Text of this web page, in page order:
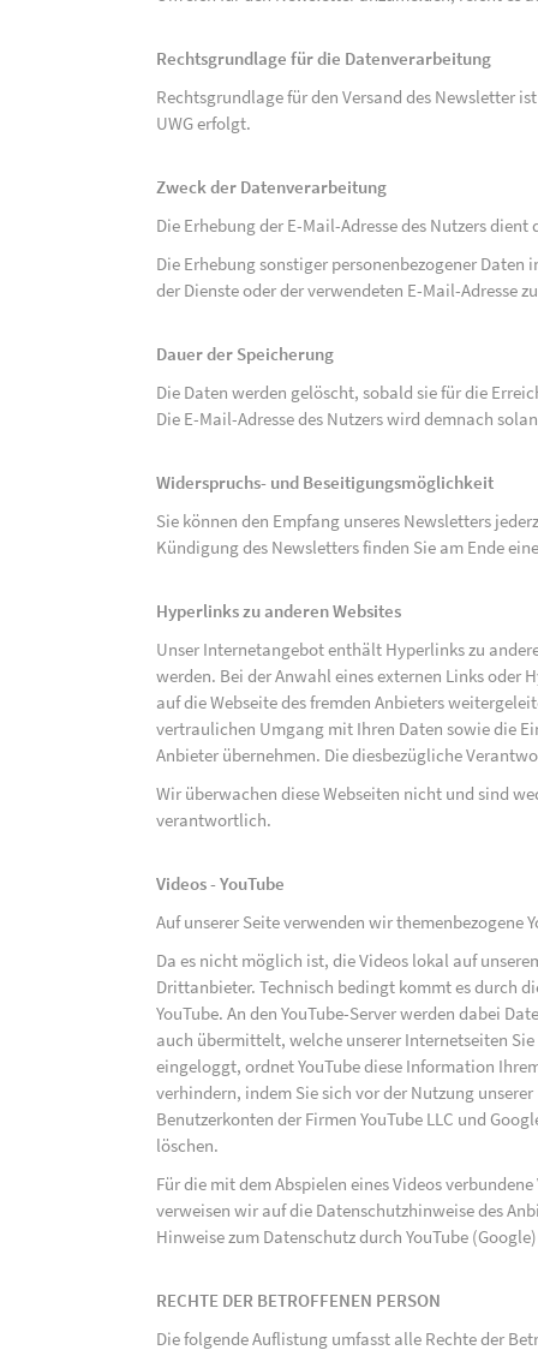
Rechtsgrundlage für die Datenverarbeitung
Rechtsgrundlage für den Versand des Newsletter ist
UWG erfolgt.
Zweck der Datenverarbeitung
Die Erhebung der E-Mail-Adresse des Nutzers
Die Erhebung sonstiger personenbezogener
der Dienste oder der verwendeten E-Mail-Adresse
Dauer der Speicherung
Die Daten werden gelöscht, sobald sie für die
Die E-Mail-Adresse des Nutzers wird demnach
Widerspruchs- und Beseitigungsmöglichkeit
Sie können den Empfang unseres Newsletters
Kündigung des Newsletters finden Sie am Ende
Hyperlinks zu anderen Websites
Unser Internetangebot enthält Hyperlinks zu
werden. Bei der Anwahl eines externen Links oder
auf die Webseite des fremden Anbieters
vertraulichen Umgang mit Ihren Daten sowie die
Anbieter übernehmen. Die diesbezügliche
Wir überwachen diese Webseiten nicht und sind
verantwortlich.
Videos - YouTube
Auf unserer Seite verwenden wir
Da es nicht möglich ist, die Videos lokal auf
Drittanbieter. Technisch bedingt kommt es durch
YouTube. An den YouTube-Server werden dabei
auch übermittelt, welche unserer Internetseiten
eingeloggt, ordnet YouTube diese Information
verhindern, indem Sie sich vor der Nutzung
Benutzerkonten der Firmen YouTube LLC und
löschen.
Für die mit dem Abspielen eines Videos
verweisen wir auf die Datenschutzhinweise des
Hinweise zum Datenschutz durch YouTube
RECHTE DER BETROFFENEN PERSON
Die folgende Auflistung umfasst alle Rechte der